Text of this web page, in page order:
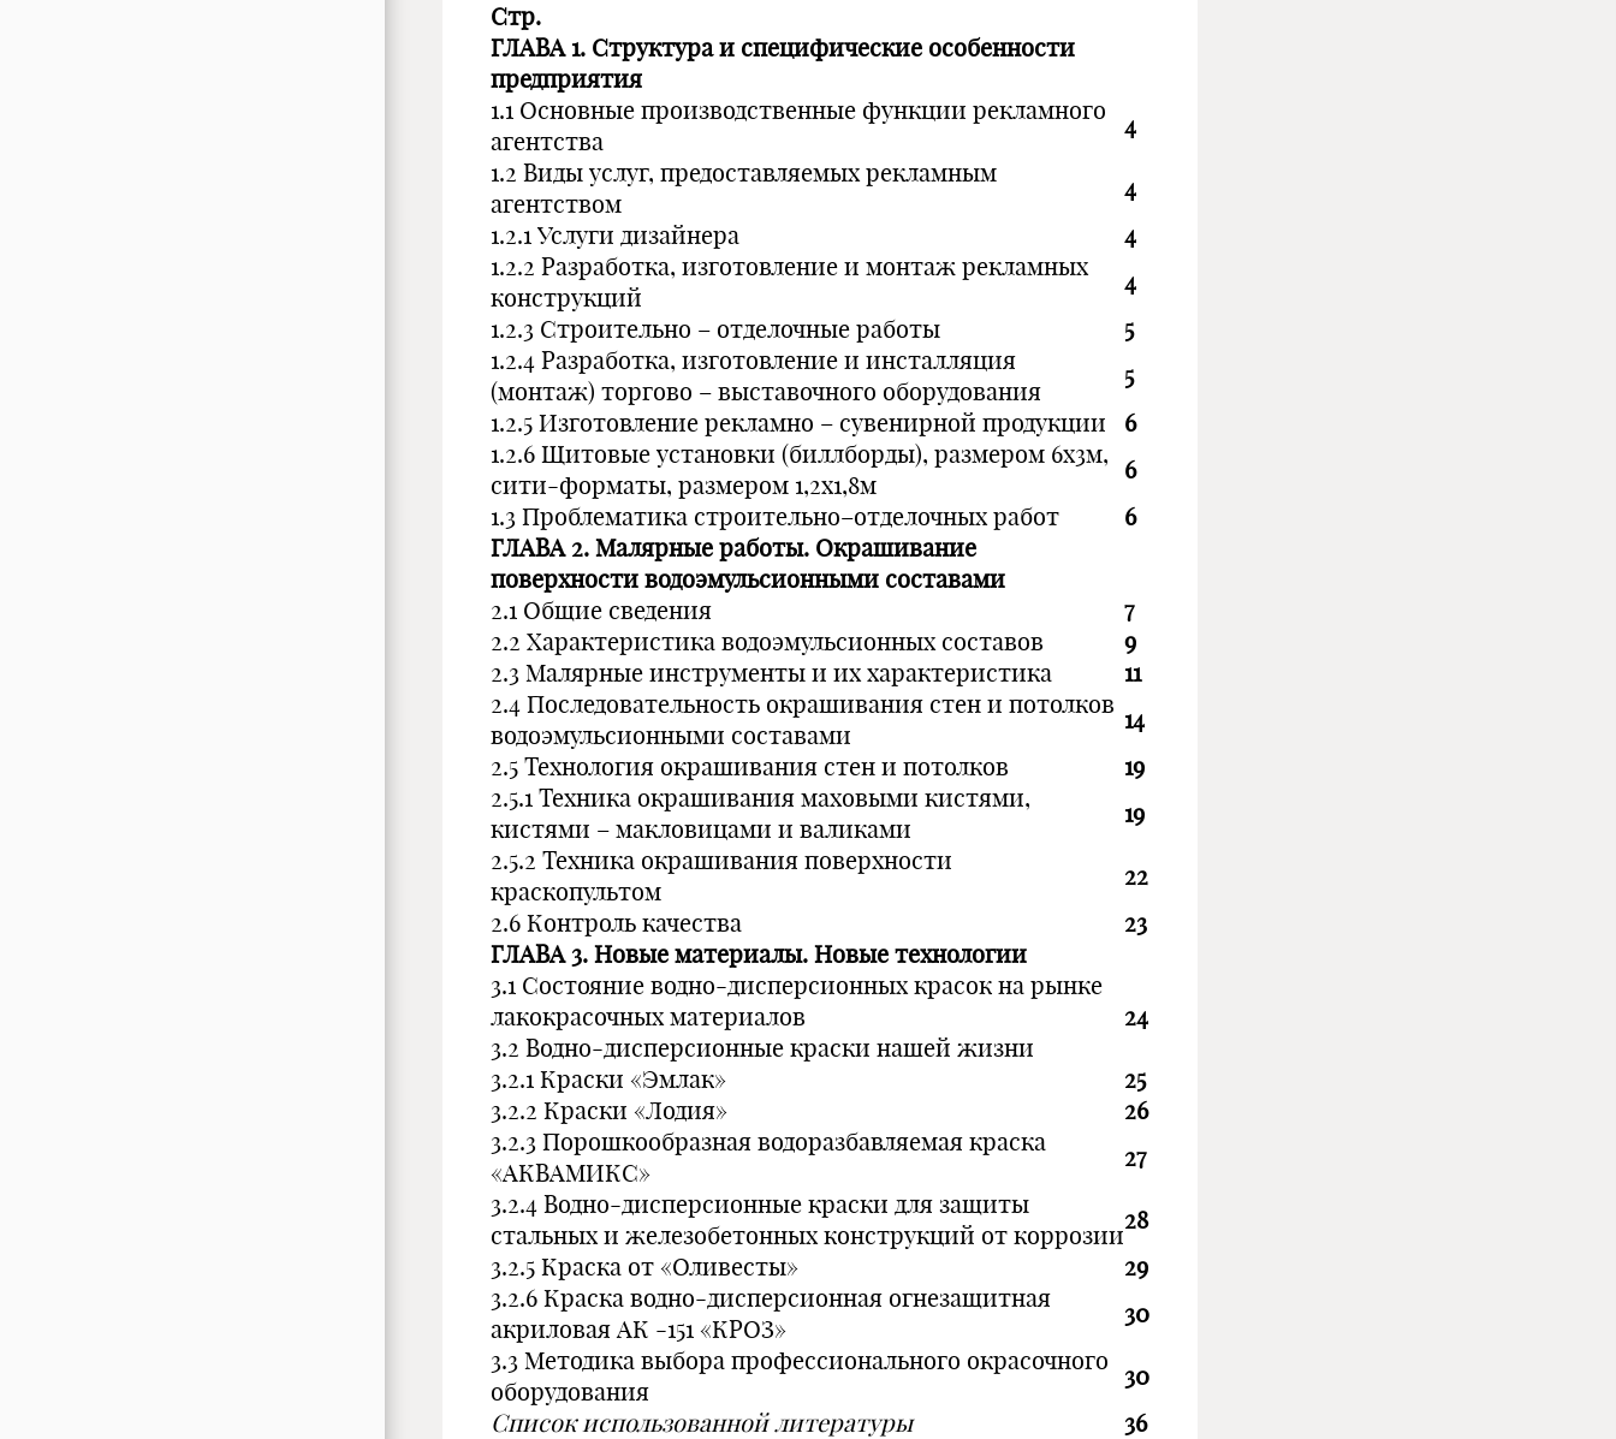
Стр.
ГЛАВА 1. Структура и специфические особенности
предприятия
1.1 Основные производственные функции рекламного
агентства
4
1.2 Виды услуг, предоставляемых рекламным
агентством
4
1.2.1 Услуги дизайнера
4
1.2.2 Разработка, изготовление и монтаж рекламных
конструкций
4
1.2.3 Строительно – отделочные работы
5
1.2.4 Разработка, изготовление и инсталляция
(монтаж) торгово – выставочного оборудования
5
1.2.5 Изготовление рекламно – сувенирной продукции
6
1.2.6 Щитовые установки (биллборды), размером 6х3м,
сити-форматы, размером 1,2х1,8м
6
1.3 Проблематика строительно–отделочных работ
6
ГЛАВА 2. Малярные работы. Окрашивание
поверхности водоэмульсионными составами
2.1 Общие сведения
7
2.2 Характеристика водоэмульсионных составов
9
2.3 Малярные инструменты и их характеристика
11
2.4 Последовательность окрашивания стен и потолков
водоэмульсионными составами
14
2.5 Технология окрашивания стен и потолков
19
2.5.1 Техника окрашивания маховыми кистями,
кистями – макловицами и валиками
19
2.5.2 Техника окрашивания поверхности
краскопультом
22
2.6 Контроль качества
23
ГЛАВА 3. Новые материалы. Новые технологии
3.1 Состояние водно-дисперсионных красок на рынке
лакокрасочных материалов
3.2 Водно-дисперсионные краски нашей жизни
24
3.2.1 Краски «Эмлак»
25
3.2.2 Краски «Лодия»
26
3.2.3 Порошкообразная водоразбавляемая краска
«АКВАМИКС»
27
3.2.4 Водно-дисперсионные краски для защиты
стальных и железобетонных конструкций от коррозии
28
3.2.5 Краска от «Оливесты»
29
3.2.6 Краска водно-дисперсионная огнезащитная
акриловая АК -151 «КРОЗ»
30
3.3 Методика выбора профессионального окрасочного
оборудования
30
Список использованной литературы
36